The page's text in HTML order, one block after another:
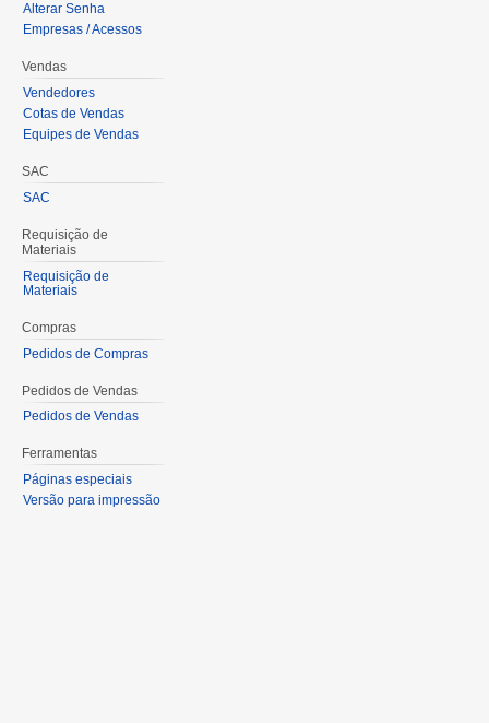
Alterar Senha
Empresas / Acessos
Vendas
Vendedores
Cotas de Vendas
Equipes de Vendas
SAC
SAC
Requisição de
Materiais
Requisição de
Materiais
Compras
Pedidos de Compras
Pedidos de Vendas
Pedidos de Vendas
Ferramentas
Páginas especiais
Versão para impressão